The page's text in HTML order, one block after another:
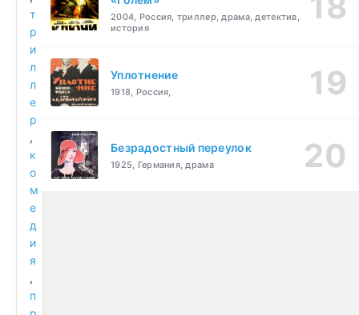
т
р
и
л
л
е
р
,
к
о
м
е
д
и
я
,
п
2004, Россия, триллер, драма, детектив,
история
Уплотнение
1918, Россия,
Безрадостный переулок
1925, Германия, драма